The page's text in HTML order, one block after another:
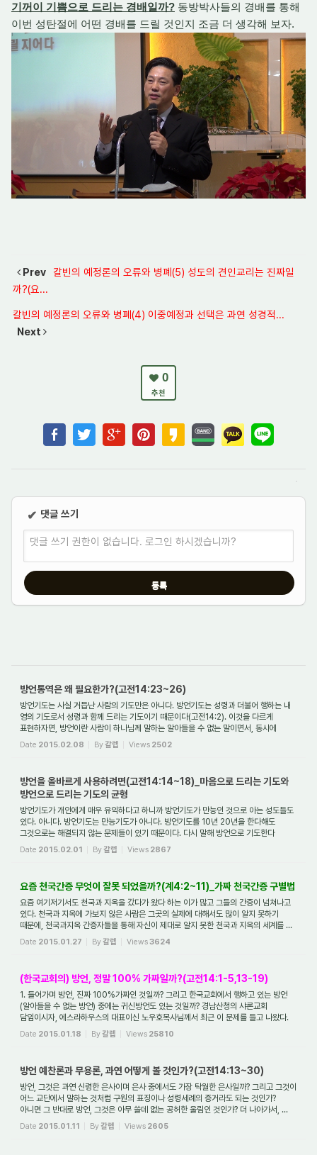
기꺼이 기쁨으로 드리는 경배일까? 동방박사들의 경배를 통해
이번 성탄절에 어떤 경배를 드릴 것인지 조금 더 생각해 보자.
Prev
칼빈의 예정론의 오류와 병폐(5) 성도의 견인교리는 진짜일
까?(요...
칼빈의 예정론의 오류와 병폐(4) 이중예정과 선택은 과연 성경적...
Next
0
추천
✔ 댓글 쓰기
댓글 쓰기 권한이 없습니다. 로그인 하시겠습니까?
방언통역은 왜 필요한가?(고전14:23~26)
방언기도는 사실 거듭난 사람의 기도만은 아니다. 방언기도는 성령과 더불어 행하는 내
영의 기도로서 성령과 함께 드리는 기도이기 때문이다(고전14:2). 이것을 다르게
표현하자면, 방언이란 사람이 하나님께 말하는 알아들을 수 없는 말이면서, 동시에
령께...
Date 2015.02.08 By갈렙 Views 2502
방언을 올바르게 사용하려면(고전14:14~18)_마음으로 드리는 기도와
방언으로 드리는 기도의 균형
방언기도가 개인에게 매우 유익하다고 하니까 방언기도가 만능인 것으로 아는 성도들도
있다. 아니다. 방언기도는 만능기도가 아니다. 방언기도를 10년 20년을 한다해도
그것으로는 해결되지 않는 문제들이 있기 때문이다. 다시 말해 방언으로 기도한다
하더라...
Date 2015.02.01 By갈렙 Views 2867
요즘 천국간증 무엇이 잘못 되었을까?(계4:2~11)_가짜 천국간증 구별법
요즘 여기저기서도 천국과 지옥을 갔다가 왔다 하는 이가 많고 그들의 간증이 넘쳐나고
있다. 천국과 지옥에 가보지 않은 사람은 그곳의 실제에 대해서도 많이 알지 못하기
때문에, 천국과지옥 간증자들을 통해 자신이 제대로 알지 못한 천국과 지옥의 세계를 ...
Date 2015.01.27 By갈렙 Views3624
(한국교회의) 방언, 정말 100% 가짜일까?(고전14:1-5,13-19)
1. 들어가며 방언, 진짜 100%가짜인 것일까? 그리고 한국교회에서 행하고 있는 방언
(알아들을 수 없는 방언) 중에는 귀신방언도 있는 것일까? 경남산청의 샤론교회
담임이시자, 에스라하우스의 대표이신 노우호목사님께서 최근 이 문제를 들고 나왔다.
작년 12...
Date 2015.01.18 By갈렙 Views 25810
방언 예찬론과 무용론, 과연 어떻게 볼 것인가?(고전14:13~30)
방언, 그것은 과연 신령한 은사이며 은사 중에서도 가장 탁월한 은사일까? 그리고 그것이
어느 교단에서 말하는 것처럼 구원의 표징이나 성령세례의 증거라도 되는 것인가?
아니면 그 반대로 방언, 그것은 아무 쓸데 없는 공허한 울림인 것인가? 더 나아가서, ...
Date 2015.01.11 By갈렙 Views 2605